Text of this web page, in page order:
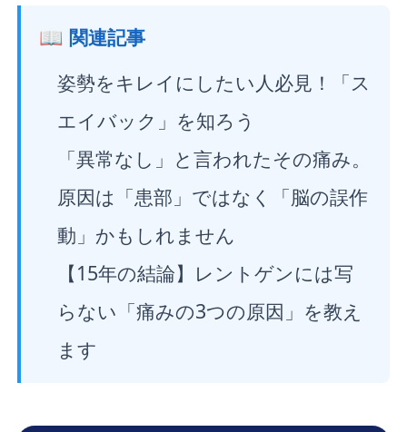
📖 関連記事
姿勢をキレイにしたい人必見！「ス
エイバック」を知ろう
「異常なし」と言われたその痛み。
原因は「患部」ではなく「脳の誤作
動」かもしれません
【15年の結論】レントゲンには写
らない「痛みの3つの原因」を教え
ます